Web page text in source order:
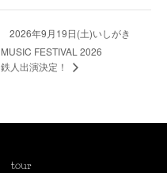
2026年9月19日(土)いしがき
MUSIC FESTIVAL 2026
鉄人出演決定！
tour